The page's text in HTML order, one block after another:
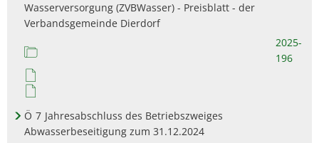
Wasserversorgung (ZVBWasser) - Preisblatt - der
Verbandsgemeinde Dierdorf
2025-
196
Ö 7 Jahresabschluss des Betriebszweiges
Abwasserbeseitigung zum 31.12.2024